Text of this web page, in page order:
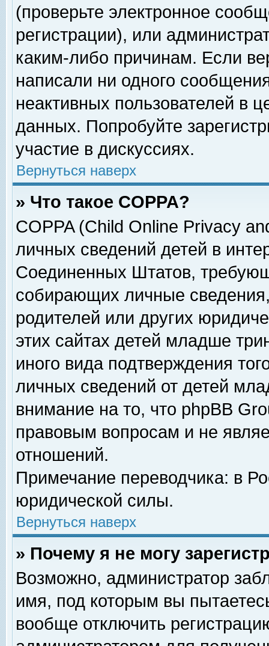
(проверьте электронное
регистрации), или
каким-либо причинам. Если
написали ни одного
неактивных пользователей в
данных. Попробуйте
участие в дискуссиях.
Вернуться наверх
» Что такое COPPA?
COPPA (Child Online Privacy
личных сведений детей в
Соединенных Штатов,
собирающих личные
родителей или других
этих сайтах детей младше
иного вида подтверждения
личных сведений от детей
внимание на то, что phpBB
правовым вопросам и не
отношений.
Примечание переводчика: в
юридической силы.
Вернуться наверх
» Почему я не могу
Возможно, администратор
имя, под которым вы
вообще отключить